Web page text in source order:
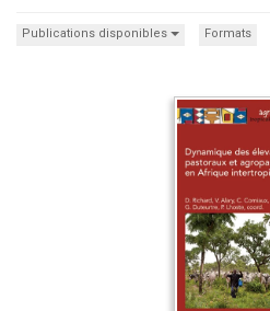
Publications disponibles Formats